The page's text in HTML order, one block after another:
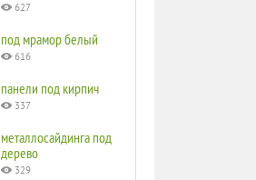
627
под мрамор белый
616
панели под кирпич
337
металлосайдинга под
дерево
329